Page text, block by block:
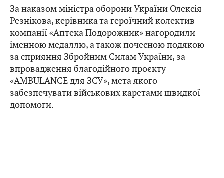
За наказом міністра оборони України Олексія
Резнікова, керівника та героїчний колектив
компанії «Аптека Подорожник» нагородили
іменною медаллю, а також почесною подякою
за сприяння Збройним Силам України, за
впровадження благодійного проєкту
«AMBULANCE для ЗСУ», мета якого
забезпечувати військових каретами швидкої
допомоги.